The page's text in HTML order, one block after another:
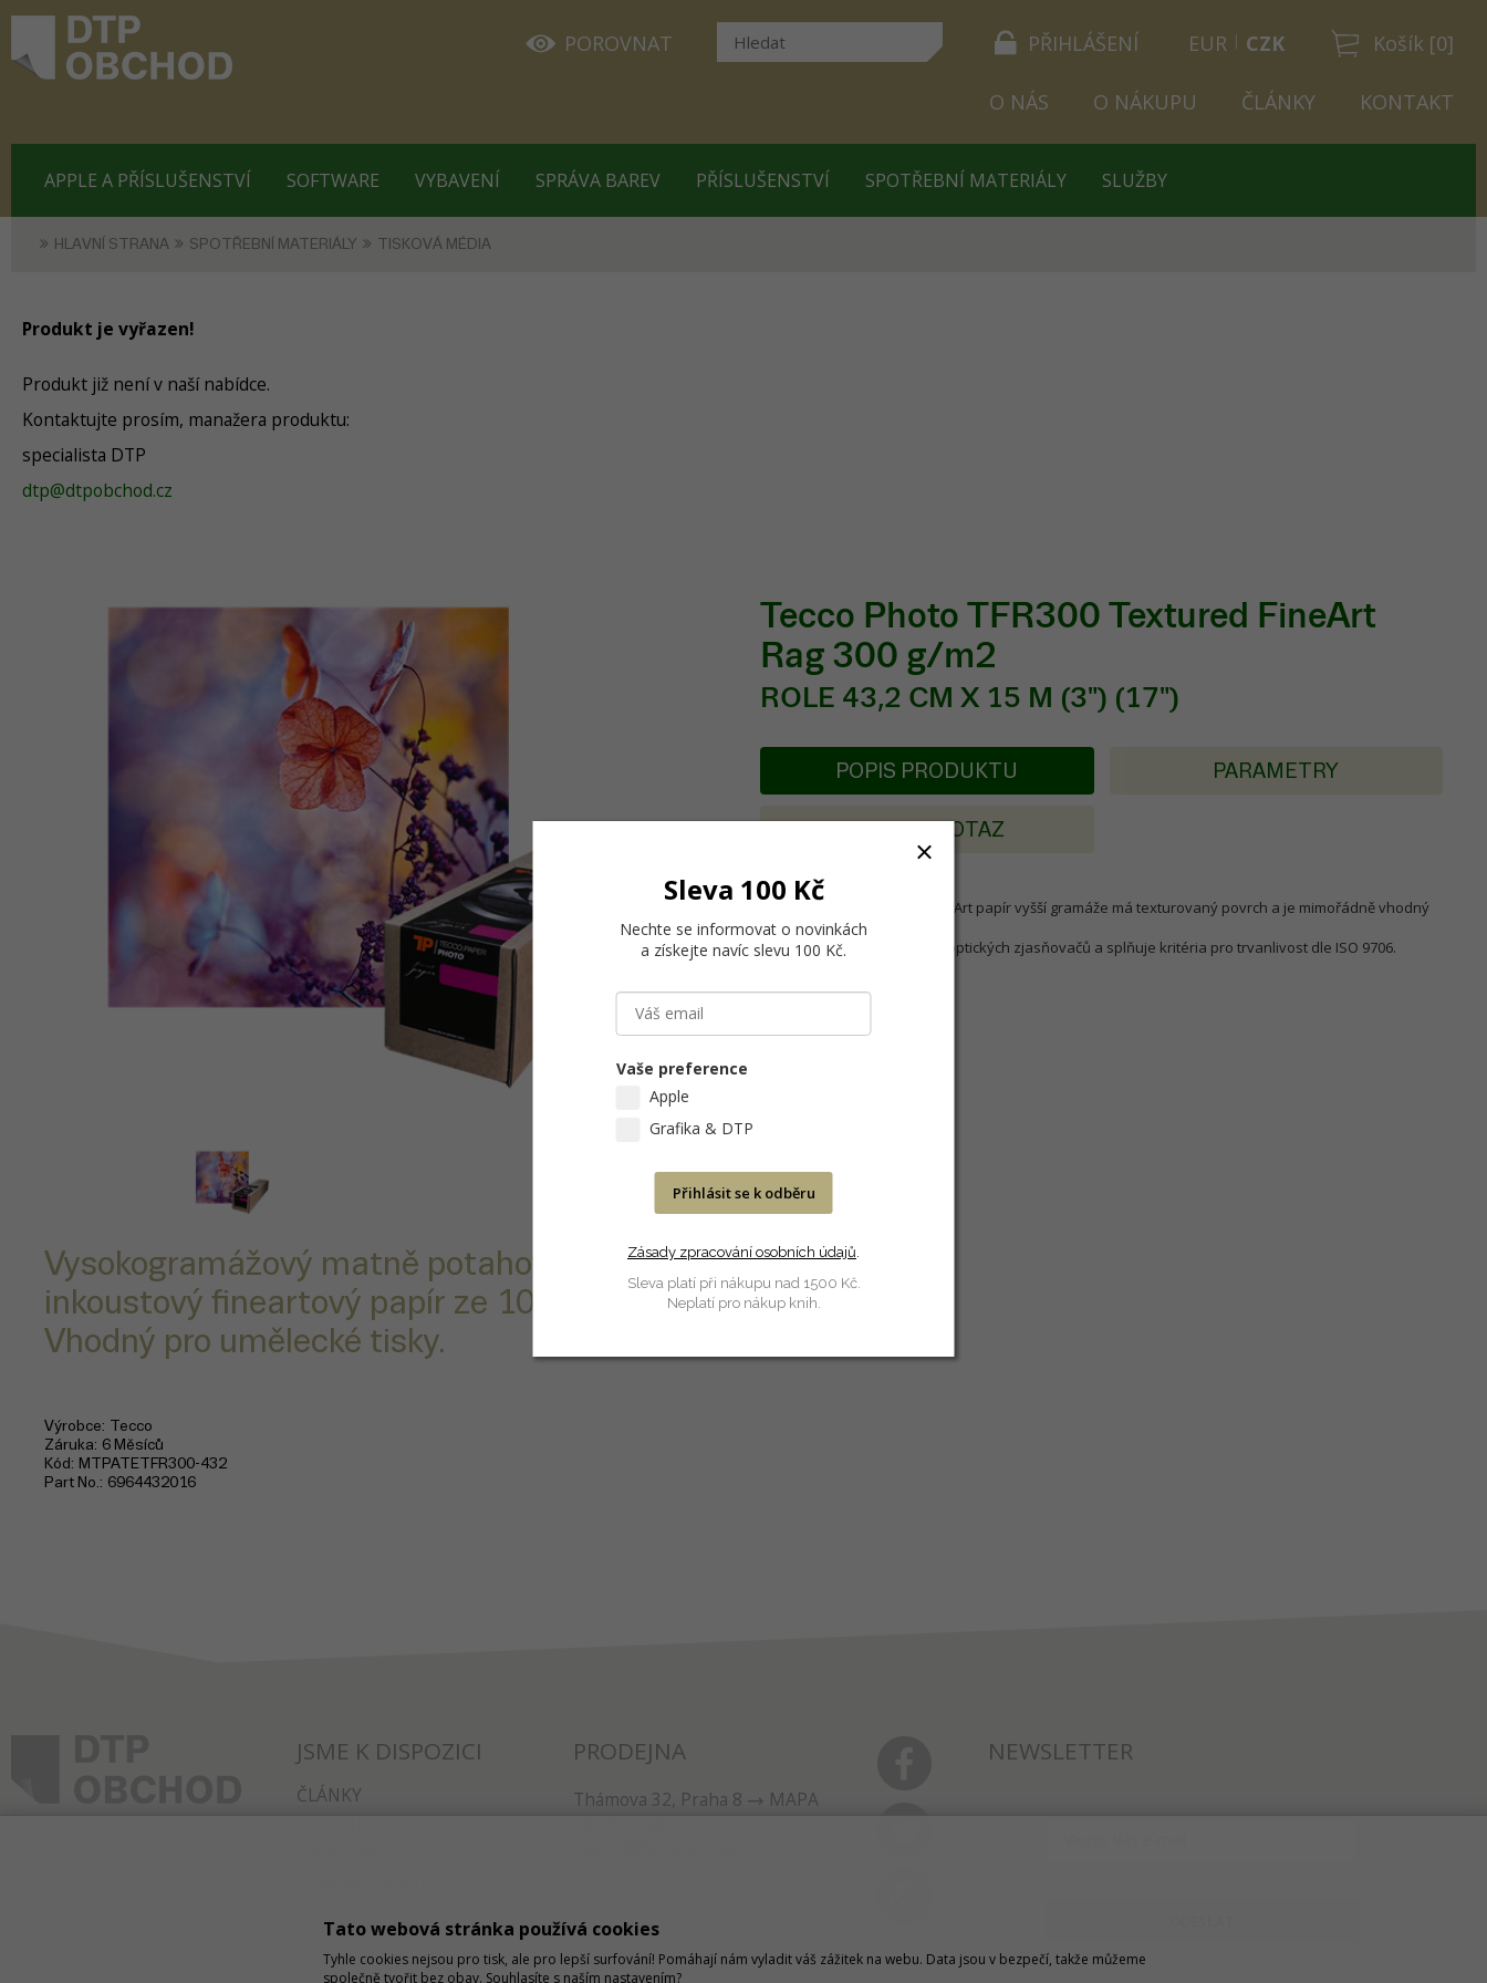
PŘIHLÁŠENÍ Košík [0]
POROVNAT EUR CZK
O NÁS O NÁKUPU ČLÁNKY KONTAKT
APPLE A PŘÍSLUŠENSTVÍ SOFTWARE VYBAVENÍ SPRÁVA BAREV PŘÍSLUŠENSTVÍ SPOTŘEBNÍ MATERIÁLY SLUŽBY
HLAVNÍ STRANA SPOTŘEBNÍ MATERIÁLY TISKOVÁ MÉDIA
Produkt je vyřazen!
Produkt již není v naší nabídce.
Kontaktujte prosím, manažera produktu:
specialista DTP
dtp@dtpobchod.cz
Tecco Photo TFR300 Textured FineArt
Rag 300 g/m2
ROLE 43,2 CM X 15 M (3") (17")
Vysokogramážový matně potahovaný
inkoustový fineartový papír ze 100% bavlny.
Vhodný pro umělecké tisky.
Výrobce Tecco
Záruka 6 Měsíců
Kód
MTPATETFR300-432
Part No. 6964432016
POPIS PRODUKTU PARAMETRY
POSLAT DOTAZ
Tento matově ovrstvený FineArt papír vyšší gramáže má texturovaný povrch a je mimořádně vhodný
pro reprodukci obrazů.
100% bavlněný papír je bez optických zjasňovačů a splňuje kritéria pro trvanlivost dle ISO 9706.
JSME K DISPOZICI
ČLÁNKY
PRODEJNA
Thámova 32, Praha 8
MAPA
NEWSLETTER
Tato webová stránka používá cookies
Tyhle cookies nejsou pro tisk, ale pro lepší surfování! Pomáhají nám vyladit váš zážitek na webu. Data jsou v bezpečí, takže můžeme
společně tvořit bez obav. Souhlasíte s naším nastavením?
Sleva 100 Kč
Nechte se informovat o novinkách
a získejte navíc slevu 100 Kč.
Vaše preference
Apple
Grafika & DTP
Přihlásit se k odběru
Zásady zpracování osobních údajů.
Sleva platí při nákupu nad 1500 Kč.
Neplatí pro nákup knih.